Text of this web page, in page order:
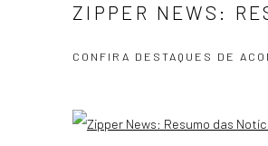
ZIPPER NEWS:
CONFIRA DESTAQUES DE